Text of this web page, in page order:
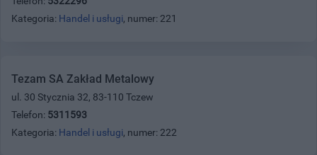
Kategoria: Handel i usługi, numer: 221
Tezam SA Zakład Metalowy
ul. 30 Stycznia 32, 83-110 Tczew
Telefon: 5311593
Kategoria: Handel i usługi, numer: 222